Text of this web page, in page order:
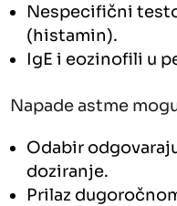
Nespecifični
(histamin).
IgE i eozinofili u
Napade astme
Odabir
doziranje.
Prilaz